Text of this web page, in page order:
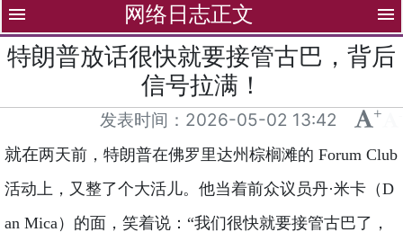
menu 网络日志正文 menu
特朗普放话很快就要接管古巴，背后
信号拉满！
发表时间： 2026-05-02 13:42 +
就在两天前，特朗普在佛罗里达州棕榈滩的 Forum Club
活动上，又整了个大活儿。他当着前众议员丹·米卡（D
an Mica）的面，笑着说：“我们很快就要接管古巴了，